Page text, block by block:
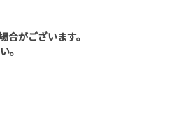
合がございます。
。